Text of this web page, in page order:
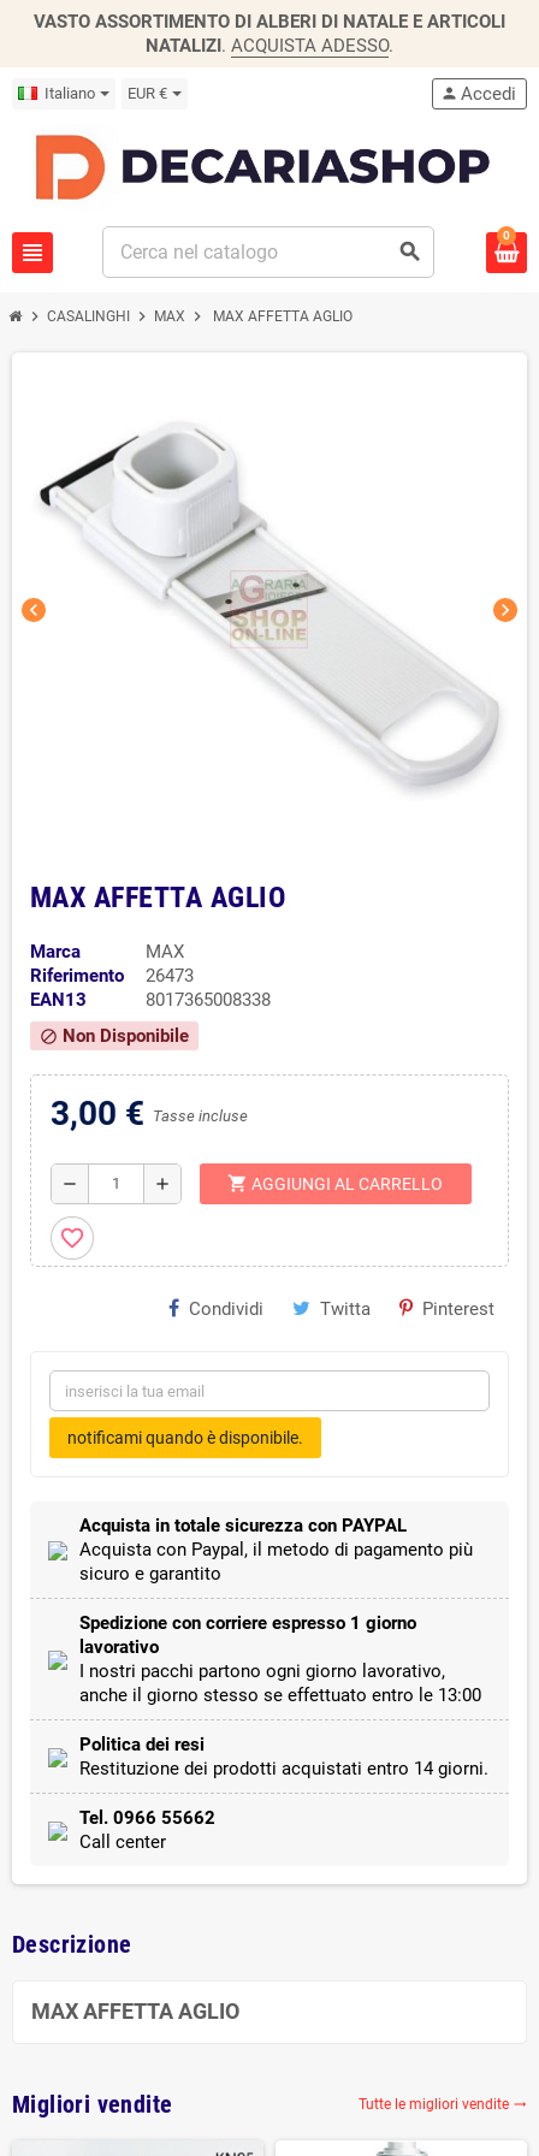
VASTO ASSORTIMENTO DI ALBERI DI NATALE E ARTICOLI
NATALIZI. ACQUISTA ADESSO.
Italiano EUR €
view_headline search
person Accedi
0
chevron_right CASALINGHI chevron_right MAX chevron_right MAX AFFETTA AGLIO
chevron_left chevron_right
MAX AFFETTA AGLIO
Marca
MAX
Riferimento
26473
EAN13
8017365008338
block Non Disponibile
3,00 € Tasse incluse
remove add shopping_cart AGGIUNGI AL CARRELLO
favorite_border
Condividi Twitta Pinterest
notificami quando è disponibile.
Acquista in totale sicurezza con PAYPAL
Acquista con Paypal, il metodo di pagamento più
sicuro e garantito
Spedizione con corriere espresso 1 giorno
lavorativo
I nostri pacchi partono ogni giorno lavorativo,
anche il giorno stesso se effettuato entro le 13:00
Politica dei resi
Restituzione dei prodotti acquistati entro 14 giorni.
Tel. 0966 55662
Call center
Descrizione
MAX AFFETTA AGLIO
Migliori vendite Tutte le migliori vendite 